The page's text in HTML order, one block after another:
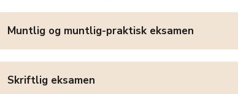
Muntlig og muntlig-praktisk eksamen
Skriftlig eksamen